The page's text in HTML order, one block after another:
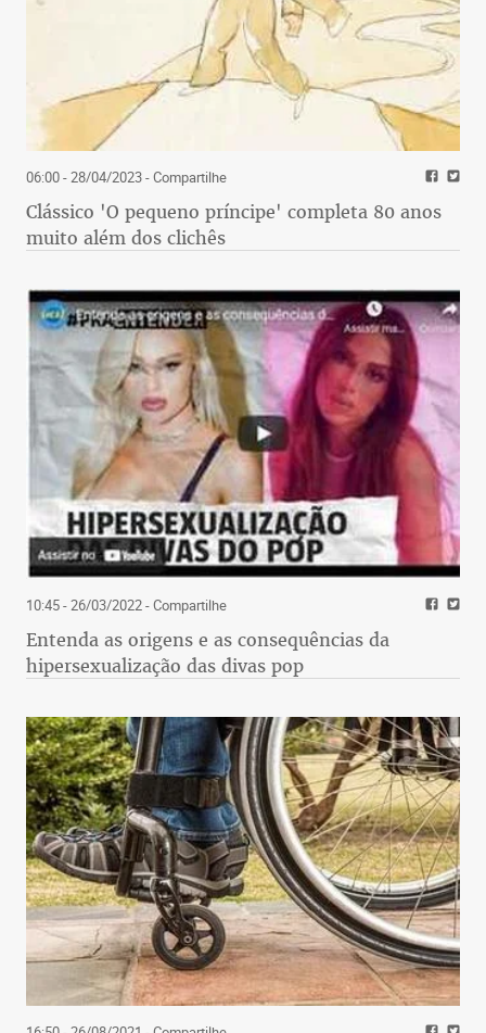
06:00 - 28/04/2023- Compartilhe
Clássico 'O pequeno príncipe' completa 80 anos
muito além dos clichês
10:45 - 26/03/2022- Compartilhe
Entenda as origens e as consequências da
hipersexualização das divas pop